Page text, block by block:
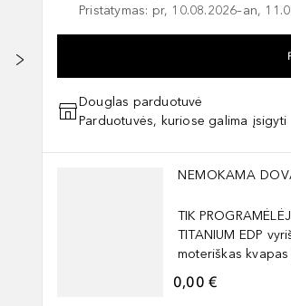
Pristatymas: pr, 10.08.2026–an,
Douglas parduotuvė
Parduotuvės, kuriose galima įsigyti
Praleisti slankiklį
NEMOKAMA
TIK
TITANIUM EDP
moteriškas
0,00 €